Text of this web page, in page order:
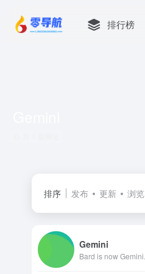
排行榜
排序 发布 更新 浏览
‎Gemini